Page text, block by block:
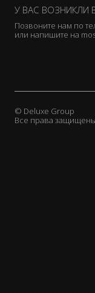
У ВАС ВОЗНИКЛИ
Позвоните нам по
или напишите на
© Deluxe Group
Все права защищены